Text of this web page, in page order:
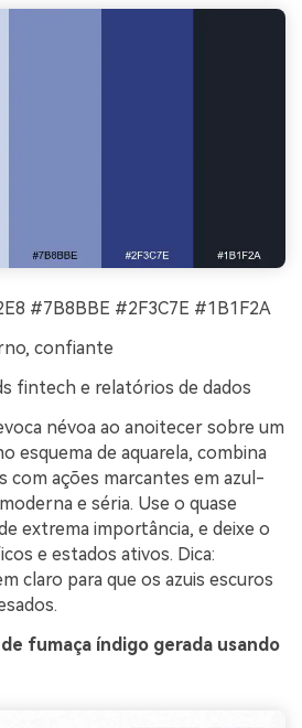
#7B8BBE #2F3C7E #1B1F2A
confiante
fintech e relatórios de dados
névoa ao anoitecer sobre um
esquema de aquarela, combina
com ações marcantes em azul-
e séria. Use o quase
extrema importância, e deixe o
e estados ativos. Dica:
claro para que os azuis escuros
fumaça índigo gerada usando